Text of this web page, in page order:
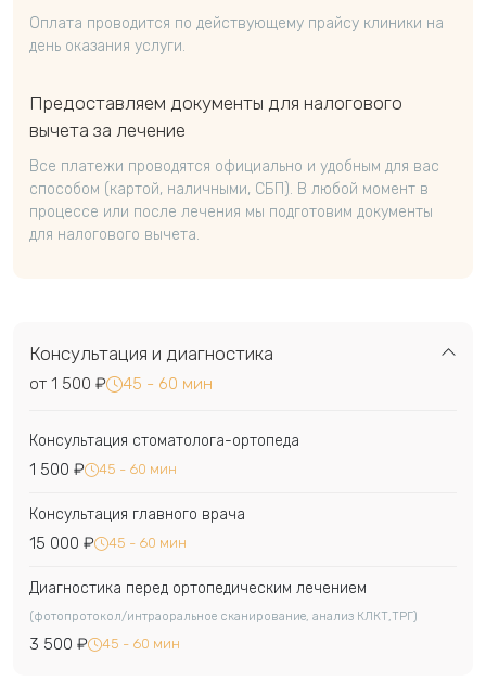
Оплата проводится по действующему прайсу клиники на
день оказания услуги.
Предоставляем документы для налогового
вычета за лечение
Все платежи проводятся официально и удобным для вас
способом (картой, наличными, СБП). В любой момент в
процессе или после лечения мы подготовим документы
для налогового вычета.
Консультация и диагностика
от 1 500 ₽ 45 - 60 мин
Консультация стоматолога-ортопеда
1 500 ₽ 45 - 60 мин
Консультация главного врача
15 000 ₽ 45 - 60 мин
Диагностика перед ортопедическим лечением
(фотопротокол/интраоральное сканирование, анализ КЛКТ,ТРГ)
3 500 ₽ 45 - 60 мин